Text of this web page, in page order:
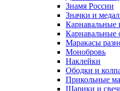
Знамя России
Значки и
Карнавальные
Карнавальные
Маракасы
Монобровь
Наклейки
Ободки и
Прикольные
Шарики и